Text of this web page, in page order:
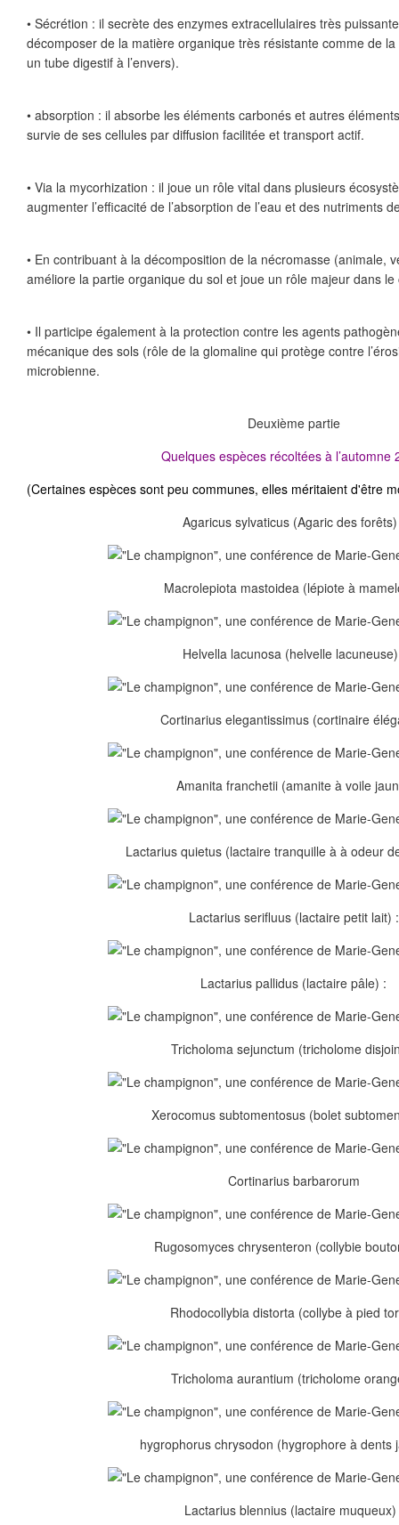
• Sécrétion : il secrète des enzymes extracellulaires très
décomposer de la matière organique très résistante comme de
un tube digestif à l’envers).
• absorption : il absorbe les éléments carbonés et autres
survie de ses cellules par diﬀusion facilitée et transport actif.
• Via la mycorhization : il joue un rôle vital dans plusieurs
augmenter l’eﬃcacité de l’absorption de l’eau et des nutriments
• En contribuant à la décomposition de la nécromasse (animale,
améliore la partie organique du sol et joue un rôle majeur dans
• Il participe également à la protection contre les agents
mécanique des sols (rôle de la glomaline qui protège contre
microbienne.
Deuxième partie
Quelques espèces récoltées à l’automne
(Certaines espèces sont peu communes, elles méritaient d'être
Agaricus sylvaticus (Agaric des
Macrolepiota mastoidea (lépiote à
Helvella lacunosa (helvelle
Cortinarius elegantissimus (cortinaire
Amanita franchetii (amanite à voile
Lactarius quietus (lactaire tranquille à à odeur
Lactarius serifluus (lactaire petit lait) :
Lactarius pallidus (lactaire pâle) :
Tricholoma sejunctum (tricholome
Xerocomus subtomentosus (bolet
Cortinarius barbarorum
Rugosomyces chrysenteron (collybie
Rhodocollybia distorta (collybe à pied
Tricholoma aurantium (tricholome
hygrophorus chrysodon (hygrophore à dents
Lactarius blennius (lactaire